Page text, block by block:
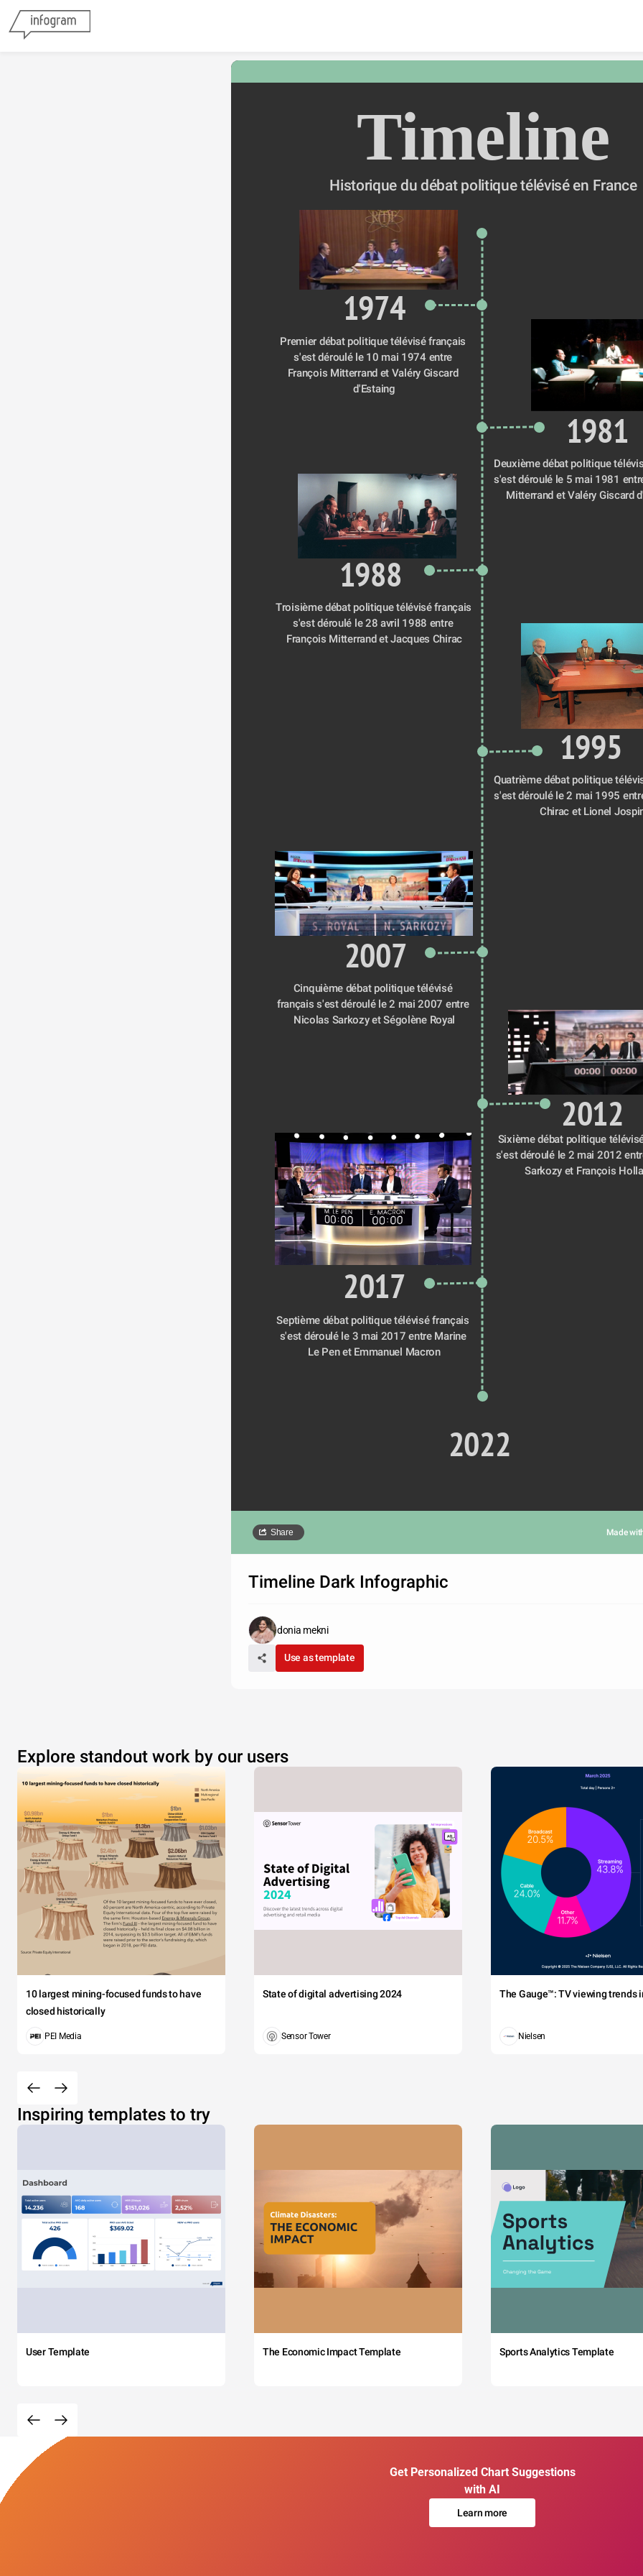
Timeline
Historique du débat politique télévisé en France
1974
Premier débat politique télévisé français
s'est déroulé le 10 mai 1974 entre
François Mitterrand et Valéry Giscard
d'Estaing
1981
Deuxième débat politique
s'est déroulé le 5 mai 1981
Mitterrand et Valéry Giscard
1988
Troisième débat politique télévisé français
s'est déroulé le 28 avril 1988 entre
François Mitterrand et Jacques Chirac
1995
Quatrième débat politique
s'est déroulé le 2 mai 1995
Chirac et Lionel
2007
Cinquième débat politique télévisé
français s'est déroulé le 2 mai 2007 entre
Nicolas Sarkozy et Ségolène Royal
2012
Sixième débat politique
s'est déroulé le 2 mai 2012
Sarkozy et François
2017
Septième débat politique télévisé français
s'est déroulé le 3 mai 2017 entre Marine
Le Pen et Emmanuel Macron
2022
Share Made
Timeline Dark Infographic
donia mekni
Use as template
Explore standout work by our users
10 largest mining-focused funds to have
closed historically
PEI Media
State of digital advertising 2024
Sensor Tower
The Gauge™: TV viewing trends
Nielsen
Inspiring templates to try
User Template The Economic Impact Template Sports Analytics Template
Get Personalized Chart Suggestions
with AI
Learn more